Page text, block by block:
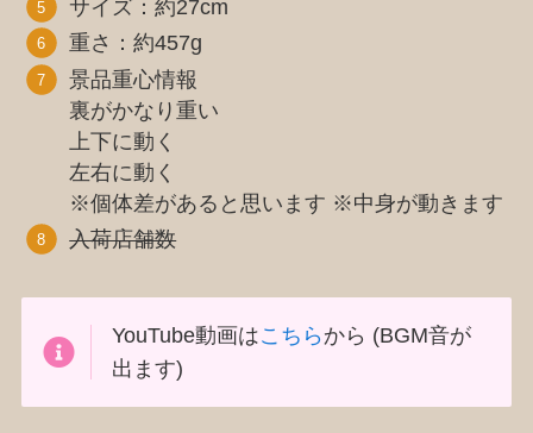
サイズ：約27cm
重さ：約457g
景品重心情報
裏がかなり重い
上下に動く
左右に動く
※個体差があると思います ※中身が動きます
入荷店舗数
YouTube動画はこちら から (BGM音が
出ます)